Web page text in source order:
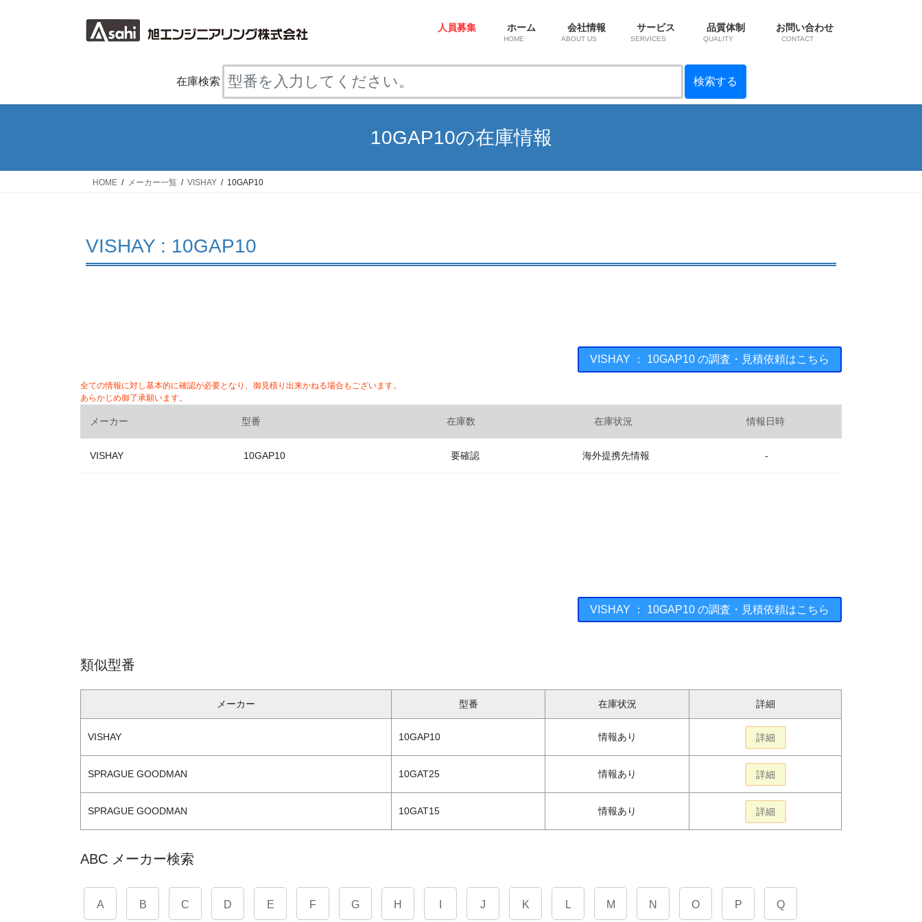
ス
ン
人員募集 ホーム
HOME
会社情報
ABOUT US
サービス
SERVICES
品質体制
QUALITY
お問い合わせ
CONTACT
在庫検索
10GAP10の在庫情報
HOME メーカー一覧 VISHAY 10GAP10
VISHAY : 10GAP10
VISHAY ： 10GAP10 の調査・見積依頼はこちら
全ての情報に対し基本的に確認が必要となり、御見積り出来かねる場合もございます。
あらかじめ御了承願います。
メーカー 型番 在庫数 在庫状況 情報日時
VISHAY 10GAP10 要確認 海外提携先情報 -
VISHAY ： 10GAP10 の調査・見積依頼はこちら
類似型番
メーカー 型番 在庫状況 詳細
VISHAY 10GAP10 情報あり 詳細
SPRAGUE GOODMAN 10GAT25 情報あり 詳細
SPRAGUE GOODMAN 10GAT15 情報あり 詳細
ABC メーカー検索
A B C D E F G H J K L M N O P Q